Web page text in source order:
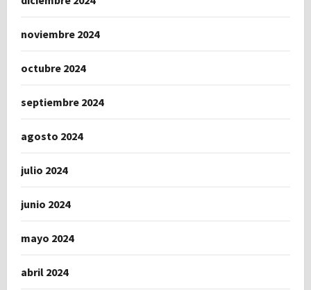
noviembre 2024
octubre 2024
septiembre 2024
agosto 2024
julio 2024
junio 2024
mayo 2024
abril 2024